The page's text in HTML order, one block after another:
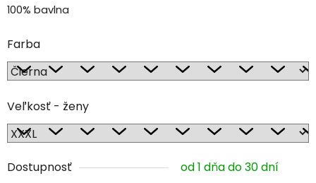
100% bavlna
Farba
Veľkosť - ženy
Dostupnosť od 1 dňa do 30 dní